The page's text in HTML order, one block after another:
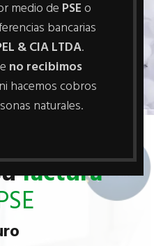
medio de PSEo
bancarias
& CIA LTDA.
no recibimos
ni hacemos cobros
naturales.
de diseño y
del campo para
de nuestros clientes.
factura